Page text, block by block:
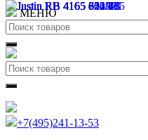
МЕНЮ
+7(495)241-13-53